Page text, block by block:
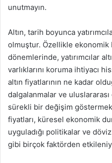
unutmayın.
Altın, tarih boyunca
olmuştur. Özellikle
dönemlerinde, yatırımcılar
varlıklarını koruma ihtiyacı
altın fiyatlarının ne kadar
dalgalanmalar ve
sürekli bir değişim
fiyatları, küresel ekonomik
uyguladığı politikalar ve
gibi birçok faktörden